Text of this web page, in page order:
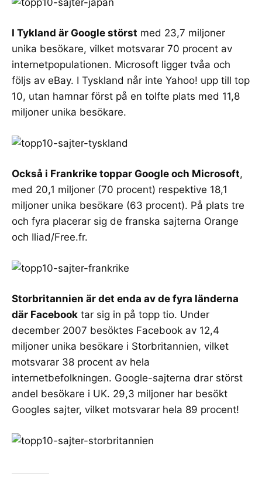
I Tykland är Google störst med 23,7 miljoner
unika besökare, vilket motsvarar 70 procent av
internetpopulationen. Microsoft ligger tvåa och
följs av eBay. I Tyskland når inte Yahoo! upp till top
10, utan hamnar först på en tolfte plats med 11,8
miljoner unika besökare.
Också i Frankrike toppar Google och Microsoft,
med 20,1 miljoner (70 procent) respektive 18,1
miljoner unika besökare (63 procent). På plats tre
och fyra placerar sig de franska sajterna Orange
och Iliad/Free.fr.
Storbritannien är det enda av de fyra länderna
där Facebook tar sig in på topp tio. Under
december 2007 besöktes Facebook av 12,4
miljoner unika besökare i Storbritannien, vilket
motsvarar 38 procent av hela
internetbefolkningen. Google-sajterna drar störst
andel besökare i UK. 29,3 miljoner har besökt
Googles sajter, vilket motsvarar hela 89 procent!